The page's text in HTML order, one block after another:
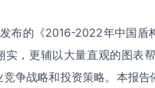
布的《2016-2022年中国盾
实，更辅以大量直观的图表
争战略和投资策略。本报